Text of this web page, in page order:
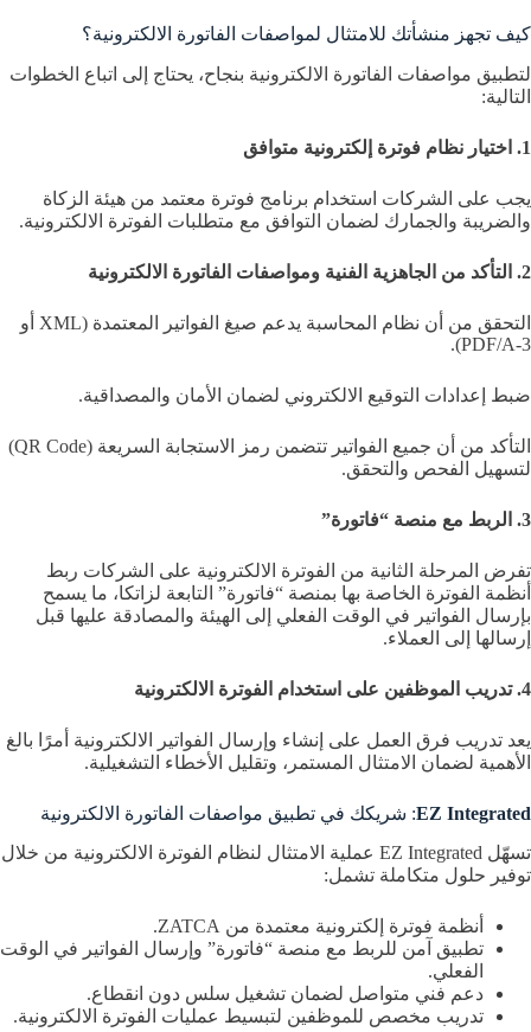
كيف تجهز منشأتك للامتثال لمواصفات الفاتورة الالكترونية؟
لتطبيق مواصفات الفاتورة الالكترونية بنجاح، يحتاج إلى اتباع الخطوات
التالية:
1. اختيار نظام فوترة إلكترونية متوافق
يجب على الشركات استخدام برنامج فوترة معتمد من هيئة الزكاة
والضريبة والجمارك لضمان التوافق مع متطلبات الفوترة الالكترونية.
2. التأكد من الجاهزية الفنية ومواصفات الفاتورة الالكترونية
التحقق من أن نظام المحاسبة يدعم صيغ الفواتير المعتمدة (XML أو
PDF/A-3).
ضبط إعدادات التوقيع الالكتروني لضمان الأمان والمصداقية.
التأكد من أن جميع الفواتير تتضمن رمز الاستجابة السريعة (QR Code)
لتسهيل الفحص والتحقق.
3. الربط مع منصة “فاتورة”
تفرض المرحلة الثانية من الفوترة الالكترونية على الشركات ربط
أنظمة الفوترة الخاصة بها بمنصة “فاتورة” التابعة لزاتكا، ما يسمح
بإرسال الفواتير في الوقت الفعلي إلى الهيئة والمصادقة عليها قبل
إرسالها إلى العملاء.
4. تدريب الموظفين على استخدام الفوترة الالكترونية
يعد تدريب فرق العمل على إنشاء وإرسال الفواتير الالكترونية أمرًا بالغ
الأهمية لضمان الامتثال المستمر، وتقليل الأخطاء التشغيلية.
EZ Integrated: شريكك في تطبيق مواصفات الفاتورة الالكترونية
تسهّل EZ Integrated عملية الامتثال لنظام الفوترة الالكترونية من خلال
توفير حلول متكاملة تشمل:
أنظمة فوترة إلكترونية معتمدة من ZATCA.
تطبيق آمن للربط مع منصة “فاتورة” وإرسال الفواتير في الوقت
الفعلي.
دعم فني متواصل لضمان تشغيل سلس دون انقطاع.
تدريب مخصص للموظفين لتبسيط عمليات الفوترة الالكترونية.